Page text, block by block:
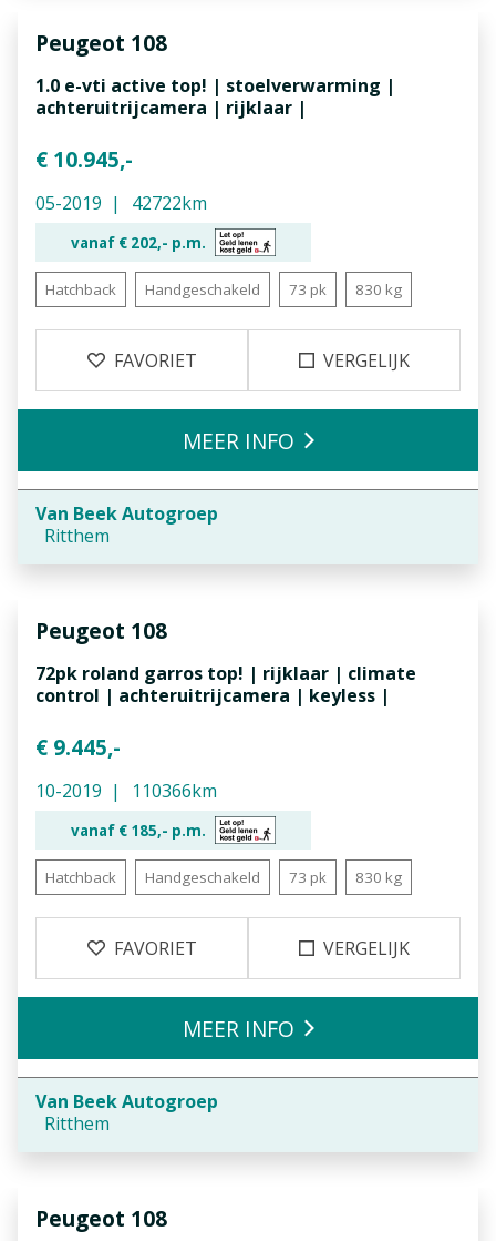
Peugeot 108
1.0 e-vti active top! | stoelverwarming |
achteruitrijcamera | rijklaar |
€ 10.945,-
05-2019 42722km
vanaf € 202,- p.m.
Hatchback Handgeschakeld 73 pk 830 kg
FAVORIET VERGELIJK
Van Beek Autogroep
Ritthem
MEER INFO
Peugeot 108
72pk roland garros top! | rijklaar | climate
control | achteruitrijcamera | keyless |
€ 9.445,-
10-2019 110366km
vanaf € 185,- p.m.
Hatchback Handgeschakeld 73 pk 830 kg
FAVORIET VERGELIJK
Van Beek Autogroep
Ritthem
MEER INFO
Peugeot 108